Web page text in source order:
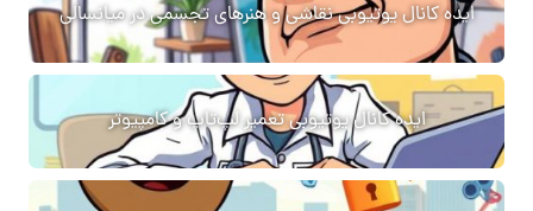
ایده کانال یوتیوبی نقاشی و هنرهای تجسمی در میانسالی
ایده کانال یوتیوبی تعمیر لپ‌تاپ و کامپیوتر